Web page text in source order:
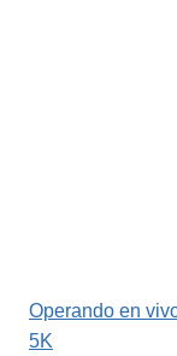
Operando en
5K